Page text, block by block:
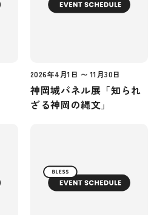
2026年4月1日 〜 11月30日
神岡城パネル展「知られ
ざる神岡の縄文」